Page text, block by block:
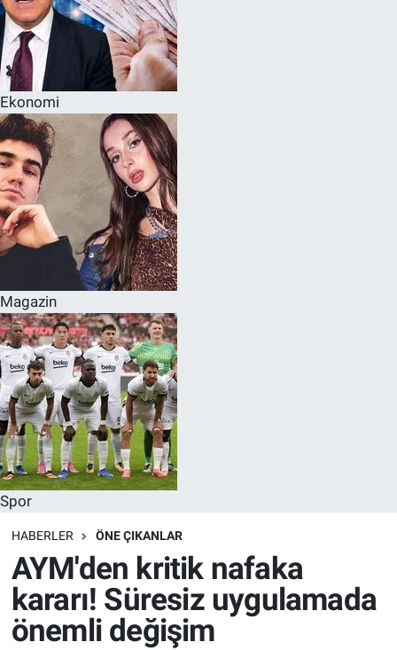
Ekonomi
Magazin
Spor
HABERLER ÖNE ÇIKANLAR
AYM'den kritik nafaka
kararı! Süresiz uygulamada
önemli değişim